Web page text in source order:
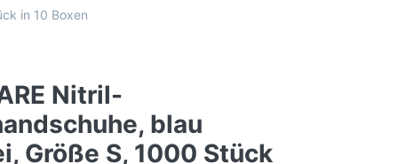
in 10 Boxen
Nitril-
blau
Größe S, 1000 Stück